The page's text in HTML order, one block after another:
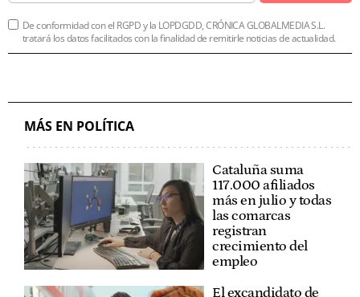
De conformidad con el RGPD y la LOPDGDD, CRÓNICA GLOBALMEDIA S.L.
tratará los datos facilitados con la finalidad de remitirle noticias de actualidad.
MÁS EN POLÍTICA
Cataluña suma
117.000 afiliados
más en julio y todas
las comarcas
registran
crecimiento del
empleo
El excandidato de